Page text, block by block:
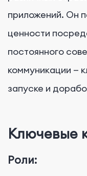
приложений. Он
ценности
постоянного
коммуникации —
запуске и
Ключевые
Роли: